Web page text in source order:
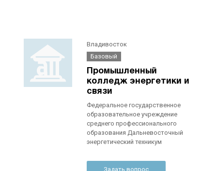
Владивосток
Базовый
Промышленный
колледж энергетики и
связи
Федеральное государственное
образовательное учреждение
среднего профессионального
образования Дальневосточный
энергетический техникум
Задать вопрос